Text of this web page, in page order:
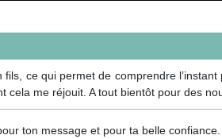
ce qui permet de comprendre
me réjouit. A tout bientôt pour des
ton message et pour ta belle